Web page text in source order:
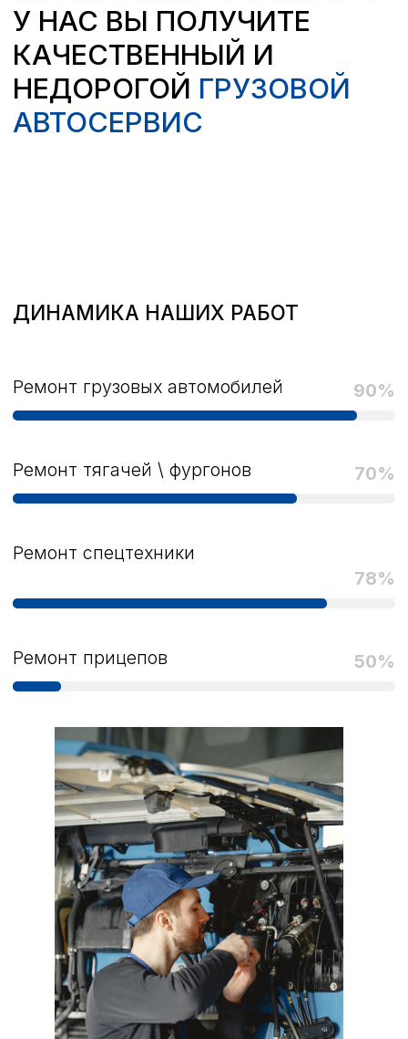
78%
Ремонт прицепов 50%